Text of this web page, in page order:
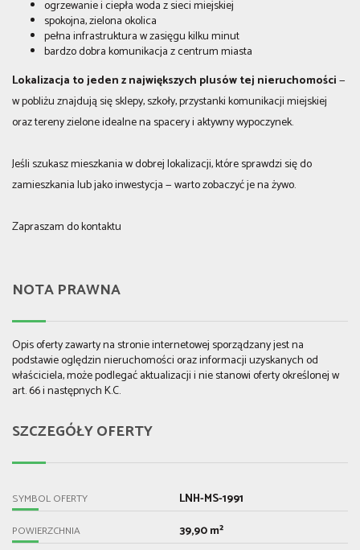
ogrzewanie i ciepła woda z sieci miejskiej
spokojna, zielona okolica
pełna infrastruktura w zasięgu kilku minut
bardzo dobra komunikacja z centrum miasta
Lokalizacja to jeden z największych plusów tej nieruchomości—
w pobliżu znajdują się sklepy, szkoły, przystanki komunikacji miejskiej
oraz tereny zielone idealne na spacery i aktywny wypoczynek.
Jeśli szukasz mieszkania w dobrej lokalizacji, które sprawdzi się do
zamieszkania lub jako inwestycja — warto zobaczyć je na żywo.
Zapraszam do kontaktu
NOTA PRAWNA
Opis oferty zawarty na stronie internetowej sporządzany jest na
podstawie oględzin nieruchomości oraz informacji uzyskanych od
właściciela, może podlegać aktualizacji i nie stanowi oferty określonej w
art. 66 i następnych K.C.
SZCZEGÓŁY OFERTY
SYMBOL OFERTY LNH-MS-1991
POWIERZCHNIA 39,90 m²